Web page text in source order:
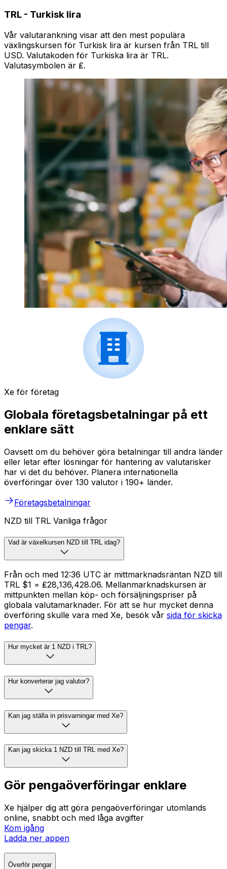
TRL - Turkisk lira
Vår valutarankning visar att den mest populära
växlingskursen för Turkisk lira är kursen från TRL till
USD. Valutakoden för Turkiska lira är TRL.
Valutasymbolen är ₤.
Xe för företag
Globala företagsbetalningar på ett
enklare sätt
Oavsett om du behöver göra betalningar till andra länder
eller letar efter lösningar för hantering av valutarisker
har vi det du behöver. Planera internationella
överföringar över 130 valutor i 190+ länder.
Företagsbetalningar
NZD till TRL Vanliga frågor
Vad är växelkursen NZD till TRL idag?
Från och med 12:36 UTC är mittmarknadsräntan NZD till
TRL $1 = ₤28,136,428.06. Mellanmarknadskursen är
mittpunkten mellan köp- och försäljningspriser på
globala valutamarknader. För att se hur mycket denna
överföring skulle vara med Xe, besök vår sida för skicka
pengar.
Hur mycket är 1 NZD i TRL?
Hur konverterar jag valutor?
Kan jag ställa in prisvarningar med Xe?
Kan jag skicka 1 NZD till TRL med Xe?
Gör pengaöverföringar enklare
Xe hjälper dig att göra pengaöverföringar utomlands
online, snabbt och med låga avgifter
Kom igång
Ladda ner appen
Överför pengar